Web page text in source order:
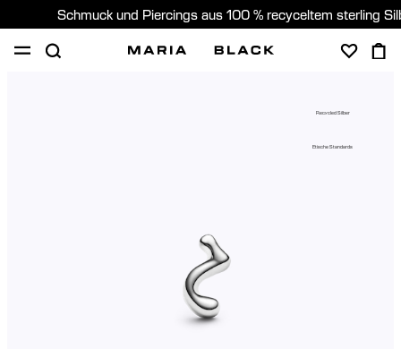
Schmuck und Piercings aus 100 % recyceltem sterling
Recycled Silber
Etische Standards